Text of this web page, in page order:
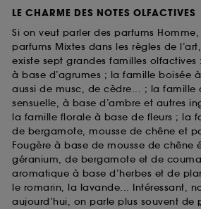
LE CHARME DES NOTES OLFACTIVES
Si on veut parler des parfums
parfums Mixtes dans les règles de
existe sept grandes familles
à base d’agrumes ; la famille boisée
aussi de musc, de cèdre... ; la famille
sensuelle, à base d’ambre et autres
la famille florale à base de fleurs ; la
de bergamote, mousse de chêne et
Fougère à base de mousse de chêne
géranium, de bergamote et de
aromatique à base d’herbes et de
le romarin, la lavande... Intéressant,
aujourd’hui, on parle plus souvent de